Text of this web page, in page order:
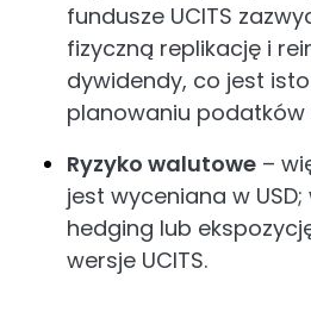
fundusze UCITS
fizyczną replikację i
dywidendy, co jest
planowaniu podatków
Ryzyko walutowe –
jest wyceniana w
hedging lub
wersje UCITS.